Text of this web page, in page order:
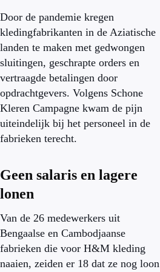
Door de pandemie kregen
kledingfabrikanten in de Aziatische
landen te maken met gedwongen
sluitingen, geschrapte orders en
vertraagde betalingen door
opdrachtgevers. Volgens Schone
Kleren Campagne kwam de pijn
uiteindelijk bij het personeel in de
fabrieken terecht.
Geen salaris en lagere
lonen
Van de 26 medewerkers uit
Bengaalse en Cambodjaanse
fabrieken die voor H&M kleding
naaien, zeiden er 18 dat ze nog loon